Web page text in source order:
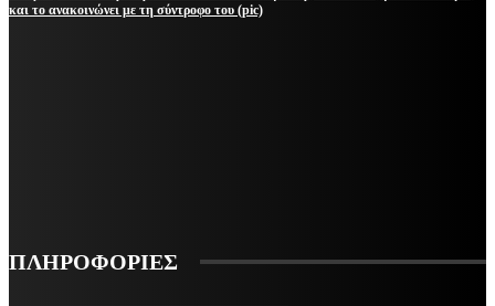
και το ανακοινώνει με τη σύντροφο του (pic)
ΠΛΗΡΟΦΟΡΙΕΣ